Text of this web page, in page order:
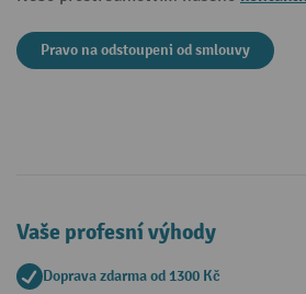
Pravo na odstoupeni od smlouvy
Vaše profesní výhody
Doprava zdarma od 1300 Kč